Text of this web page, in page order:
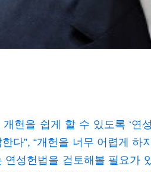
개헌을 쉽게 할 수 있도록 ‘연
다”, “개헌을 너무 어렵게
연성헌법을 검토해볼 필요가